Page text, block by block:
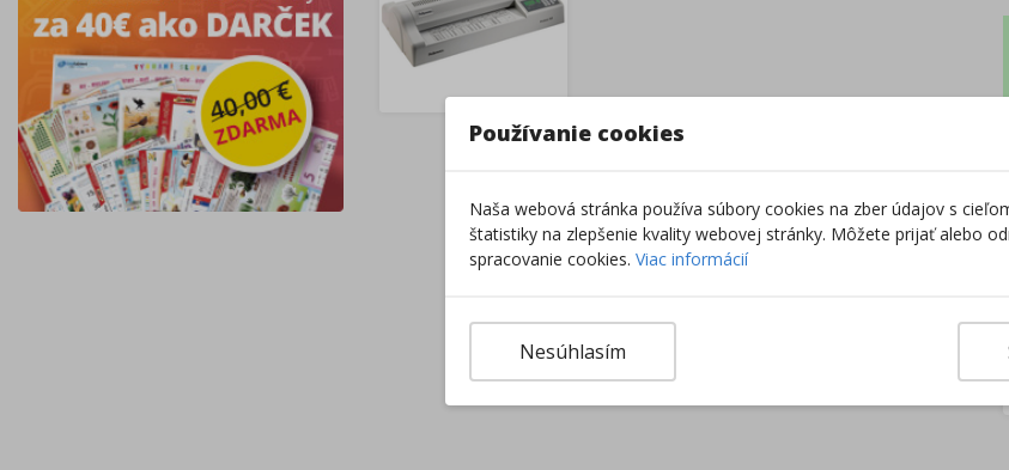
Používanie cookies
Naša webová stránka používa súbory cookies na zber údajov s
štatistiky na zlepšenie kvality webovej stránky. Môžete prijať alebo
spracovanie cookies. Viac informácií
Nesúhlasím